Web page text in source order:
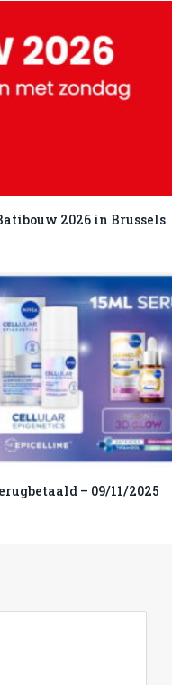
2026 in Brussels
– 09/11/2025